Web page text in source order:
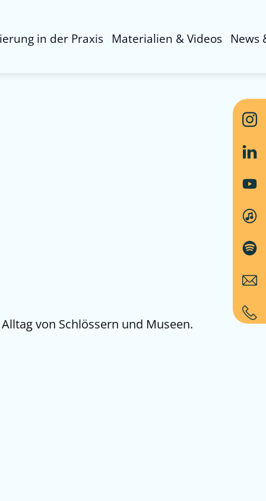
in der Praxis Materialien & Videos News
von Schlössern und Museen.